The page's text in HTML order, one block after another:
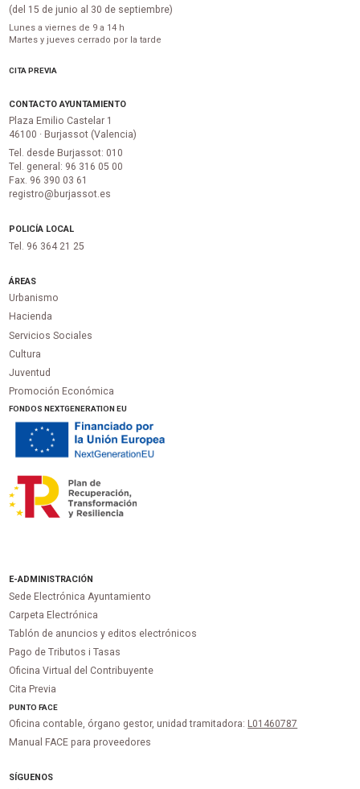
(del 15 de junio al 30 de septiembre)
Lunes a viernes de 9 a 14 h
Martes y jueves cerrado por la tarde
CITA PREVIA
CONTACTO AYUNTAMIENTO
Plaza Emilio Castelar 1
46100 · Burjassot (Valencia)
Tel. desde Burjassot: 010
Tel. general: 96 316 05 00
Fax. 96 390 03 61
registro@burjassot.es
POLICÍA LOCAL
Tel. 96 364 21 25
ÁREAS
Urbanismo
Hacienda
Servicios Sociales
Cultura
Juventud
Promoción Económica
FONDOS NEXTGENERATION EU
E-ADMINISTRACIÓN
Sede Electrónica Ayuntamiento
Carpeta Electrónica
Tablón de anuncios y editos electrónicos
Pago de Tributos i Tasas
Oficina Virtual del Contribuyente
Cita Previa
PUNTOFACE
Oficina contable, órgano gestor, unidad tramitadora: L01460787
Manual FACE para proveedores
SÍGUENOS